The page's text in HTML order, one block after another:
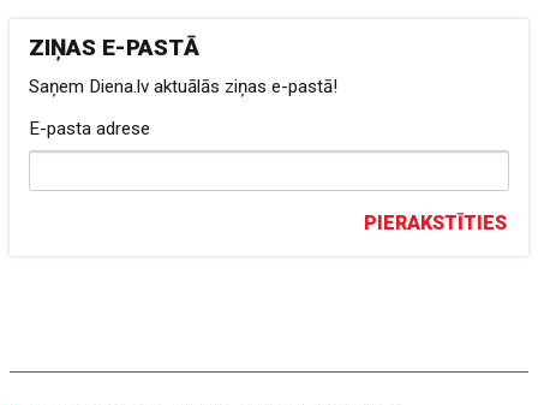
ZIŅAS E-PASTĀ
Saņem Diena.lv aktuālās ziņas e-pastā!
E-pasta adrese
PIERAKSTĪTIES